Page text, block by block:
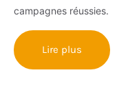
campagnes réussies.
Lire plus